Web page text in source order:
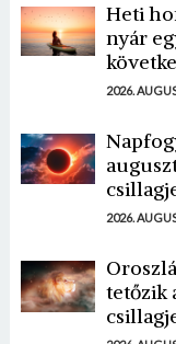
Heti
nyár
2026.
2026.
tetőzik